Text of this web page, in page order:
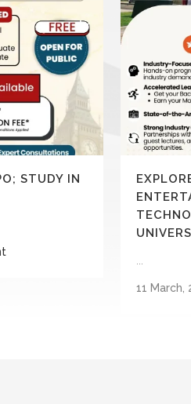
STUDY IN
11 March,